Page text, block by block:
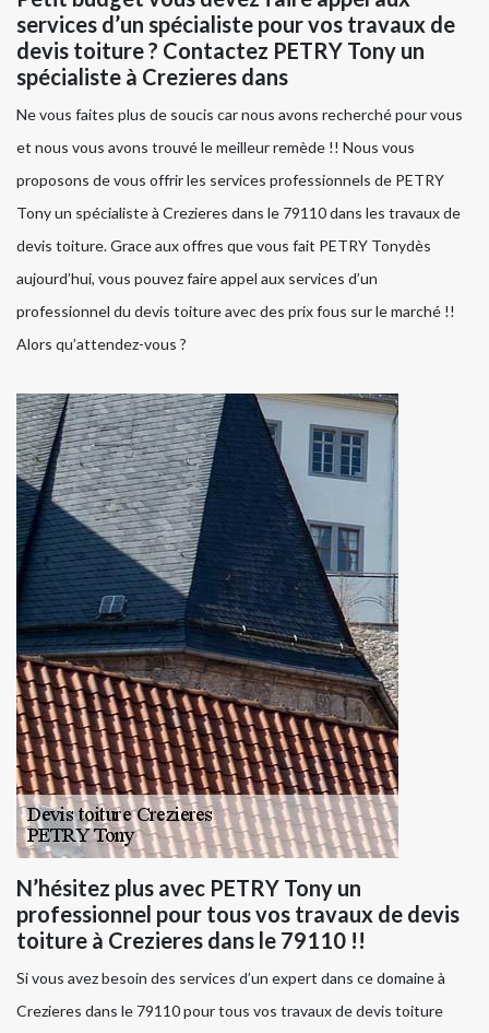
services d’un spécialiste pour vos travaux de
devis toiture ? Contactez PETRY Tony un
spécialiste à Crezieres dans
Ne vous faites plus de soucis car nous avons recherché pour vous
et nous vous avons trouvé le meilleur remède !! Nous vous
proposons de vous offrir les services professionnels de PETRY
Tony un spécialiste à Crezieres dans le 79110 dans les travaux de
devis toiture. Grace aux offres que vous fait PETRY Tonydès
aujourd’hui, vous pouvez faire appel aux services d’un
professionnel du devis toiture avec des prix fous sur le marché !!
Alors qu’attendez-vous ?
N’hésitez plus avec PETRY Tony un
professionnel pour tous vos travaux de devis
toiture à Crezieres dans le 79110 !!
Si vous avez besoin des services d’un expert dans ce domaine à
Crezieres dans le 79110 pour tous vos travaux de devis toiture